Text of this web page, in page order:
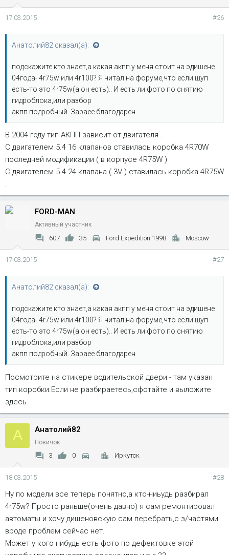
17.03.2015 #26
Анатолий82 сказал(а):
подскажите кто знает,а какая акпп у меня стоит на эдишене
04года- 4r75w или 4r100? Я читал на форуме,что если щуп
есть-то это 4r75w(а он есть).. И есть ли фото по снятию
гидроблока,или разбор
акпп подробный. Зараее благодарен.
В 2004 году тип АКПП зависит от двигателя .
С двигателем 5.4 16 клапанов ставилась коробка 4R70W
последней модификации ( в корпусе 4R75W )
С двигателем 5.4 24 клапана ( 3V ) ставилась коробка 4R75W
.
FORD-MAN
Активный участник
607 35 Ford Expedition 1998 Moscow
17.03.2015 #27
Анатолий82 сказал(а):
подскажите кто знает,а какая акпп у меня стоит на эдишене
04года- 4r75w или 4r100? Я читал на форуме,что если щуп
есть-то это 4r75w(а он есть).. И есть ли фото по снятию
гидроблока,или разбор
акпп подробный. Зараее благодарен.
Посмотрите на стикере водительской двери - там указан
тип коробки.Если не разбираетесь,сфотайте и выложите
здесь.
А Анатолий82
Новичок
3 0 Иркутск
18.03.2015 #28
Ну по модели все теперь понятно,а кто-ниьудь разбирал
4r75w? Просто раньше(очень давно) я сам ремонтировал
автоматы и хочу дишеновскую сам перебрать,с з/частями
вроде проблем сейчас нет.
Может у кого нибудь есть фото по дефектовке этой